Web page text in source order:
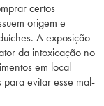
certos
origem e
A exposição
da intoxicação no
em local
evitar esse mal-